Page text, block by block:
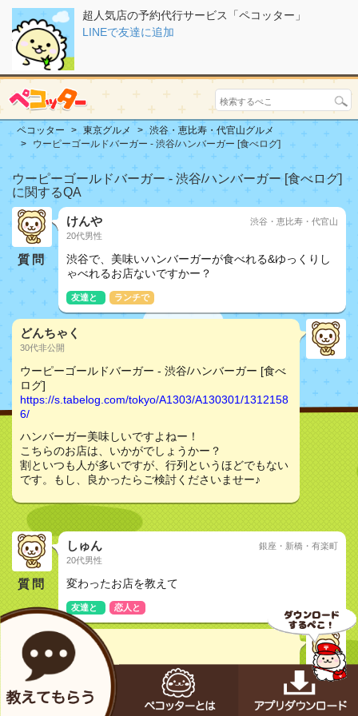
超人気店の予約代行サービス「ペコッター」
LINEで友達に追加
ペコッター 東京グルメ
渋谷・恵比寿・代官山グルメ
ウーピーゴールドバーガー - 渋谷/ハンバーガー [食べログ]
ウーピーゴールドバーガー - 渋谷/ハンバーガー [食べログ]
に関するQA
質問
けんや
20代男性
渋谷・恵比寿・代官山
渋谷で、美味いハンバーガーが食べれる&ゆっくりし
ゃべれるお店ないですかー？
友達と ランチで
どんちゃく
30代非公開
ウーピーゴールドバーガー - 渋谷/ハンバーガー [食べ
ログ]
https://s.tabelog.com/tokyo/A1303/A130301/1312158
6/
ハンバーガー美味しいですよねー！
こちらのお店は、いかがでしょうかー？
割といつも人が多いですが、行列というほどでもない
です。もし、良かったらご検討くださいませー♪
質問
しゅん
20代男性
銀座・新橋・有楽町
変わったお店を教えて
友達と 恋人と
やべべ
20代男性
ウーピーゴールドバーガー - 渋谷/ハンバーガー [食べ
ログ]
https://s.tabelog.com/tokyo/A1303/A130301/1312158